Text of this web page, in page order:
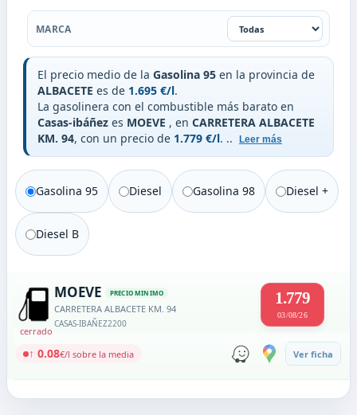
Filtrar por marca
MARCA
El precio medio de la Gasolina 95 en la provincia de
ALBACETE es de 1.695 €/l.
La gasolinera con el combustible más barato en
Casas-ibáñez es MOEVE , en CARRETERA ALBACETE
KM. 94, con un precio de 1.779 €/l. .. Leer más
Gasolina 95 Diesel Gasolina 98 Diesel +
Diesel B
cerrado
MOEVE PRECIO MINIMO
CARRETERA ALBACETE KM. 94
CASAS-IBAÑEZ2200
1.779
03/08/26
↑ 0.08€/l sobre la media Ver ficha